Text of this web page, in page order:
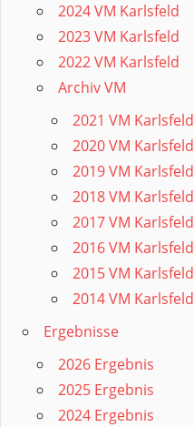
2024 VM Karlsfeld
2023 VM Karlsfeld
2022 VM Karlsfeld
Archiv VM
2021 VM Karlsfeld
2020 VM Karlsfeld
2019 VM Karlsfeld
2018 VM Karlsfeld
2017 VM Karlsfeld
2016 VM Karlsfeld
2015 VM Karlsfeld
2014 VM Karlsfeld
Ergebnisse
2026 Ergebnis
2025 Ergebnis
2024 Ergebnis